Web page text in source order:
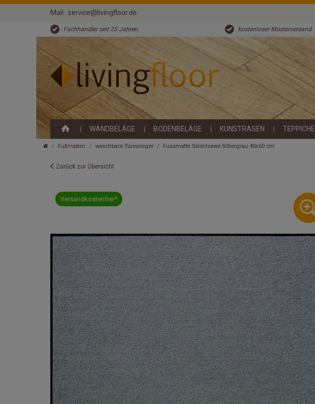
Mail: service@livingfloor.de
Fachhändler seit 25 Jahren kostenloser Musterversand
WANDBELÄGE BODENBELÄGE KUNSTRASEN TEPPICHE
Fußmatten waschbare Türvorleger Fussmatte Salonloewe Silbergrau 40x60 cm
Zurück zur Übersicht
Versandkostenfrei*